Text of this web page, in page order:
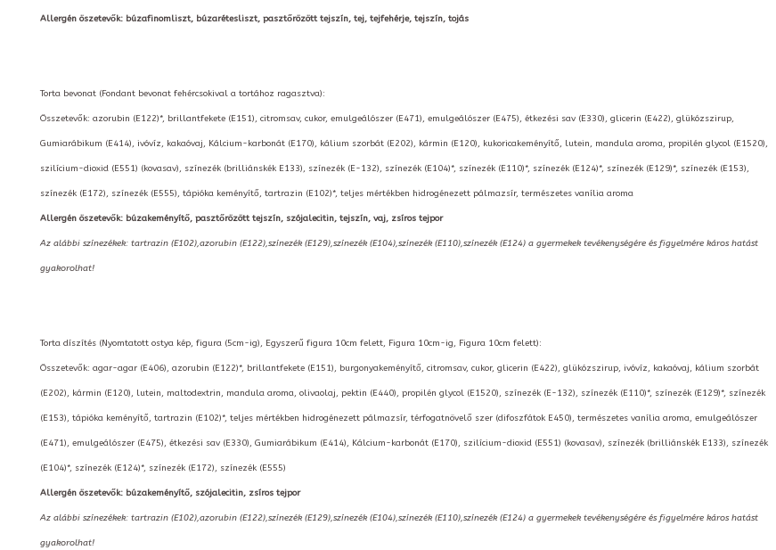
Allergén öszetevők: búzafinomliszt, búzarétesliszt, pasztőrözött tejszín, tej, tejfehérje, tejszín, tojás
Torta bevonat (Fondant bevonat fehércsokival a tortához ragasztva):
Összetevők: azorubin (E122)*, brillantfekete (E151), citromsav, cukor, emulgeálószer (E471), emulgeálószer (E475), étkezési sav (E330), glicerin (E422), glükózszirup,
Gumiarábikum (E414), ivóvíz, kakaóvaj, Kálcium-karbonát (E170), kálium szorbát (E202), kármin (E120), kukoricakeményítő, lutein, mandula aroma, propilén glycol (E1520),
szilícium-dioxid (E551) (kovasav), színezék (brilliánskék E133), színezék (E-132), színezék (E104)*, színezék (E110)*, színezék (E124)*, színezék (E129)*, színezék (E153),
színezék (E172), színezék (E555), tápióka keményítő, tartrazin (E102)*, teljes mértékben hidrogénezett pálmazsír, természetes vanília aroma
Allergén öszetevők: búzakeményítő, pasztőrözött tejszín, szójalecitin, tejszín, vaj, zsíros tejpor
Az alábbi színezékek: tartrazin (E102),azorubin (E122),színezék (E129),színezék (E104),színezék (E110),színezék (E124) a gyermekek tevékenységére és figyelmére káros hatást
gyakorolhat!
Torta díszítés (Nyomtatott ostya kép, figura (5cm-ig), Egyszerű figura 10cm felett, Figura 10cm-ig, Figura 10cm felett):
Összetevők: agar-agar (E406), azorubin (E122)*, brillantfekete (E151), burgonyakeményítő, citromsav, cukor, glicerin (E422), glükózszirup, ivóvíz, kakaóvaj, kálium szorbát
(E202), kármin (E120), lutein, maltodextrin, mandula aroma, olivaolaj, pektin (E440), propilén glycol (E1520), színezék (E-132), színezék (E110)*, színezék (E129)*, színezék
(E153), tápióka keményítő, tartrazin (E102)*, teljes mértékben hidrogénezett pálmazsír, térfogatnövelő szer (difoszfátok E450), természetes vanília aroma, emulgeálószer
(E471), emulgeálószer (E475), étkezési sav (E330), Gumiarábikum (E414), Kálcium-karbonát (E170), szilícium-dioxid (E551) (kovasav), színezék (brilliánskék E133), színezék
(E104)*, színezék (E124)*, színezék (E172), színezék (E555)
Allergén öszetevők: búzakeményítő, szójalecitin, zsíros tejpor
Az alábbi színezékek: tartrazin (E102),azorubin (E122),színezék (E129),színezék (E104),színezék (E110),színezék (E124) a gyermekek tevékenységére és figyelmére káros hatást
gyakorolhat!